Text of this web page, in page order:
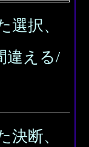
選択、
違える/
決断、